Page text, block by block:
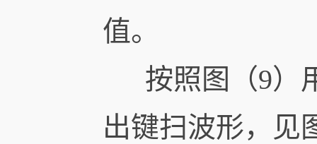
值。
按照图（9）用
出键扫波形，见